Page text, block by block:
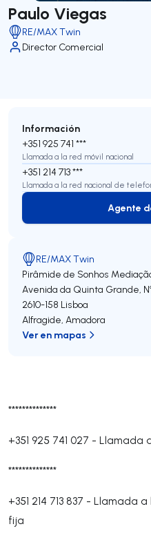
Paulo Viegas
RE/MAX Twin
Director Comercial
**************
+351 925 741 027 - Llamada
**************
+351 214 713 837 - Llamada a
fija
Información
+351 925 741 ***
Llamada a la red móvil nacional
+351 214 713 ***
Llamada a la red nacional de
Agente
RE/MAX Twin
Pirâmide de Sonhos
Avenida da Quinta Grande,
2610-158 Lisboa
Alfragide, Amadora
Ver en mapas